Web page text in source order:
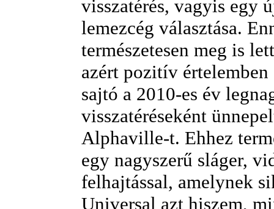
visszatérés, vagyis egy
lemezcég választása.
természetesen meg is
azért pozitív értelemben
sajtó a 2010-es év
visszatéréseként
Alphaville-t. Ehhez
egy nagyszerű sláger,
felhajtással, amelynek
Universal azt hiszem,